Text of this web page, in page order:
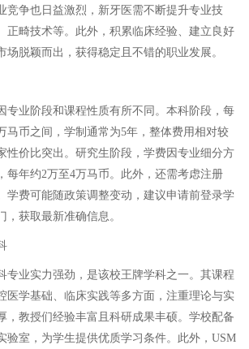
竞争也日益激烈，新牙医需不断提升专业技
正畸技术等。此外，积累临床经验、建立良好
场脱颖而出，获得稳定且不错的职业发展。
专业阶段和课程性质有所不同。本科阶段，每
马币之间，学制通常为5年，整体费用相对较
性价比突出。研究生阶段，学费因专业细分方
每年约2万至4万马币。此外，还需考虑注册
学费可能随政策调整变动，建议申请前登录学
获取最新准确信息。
专业实力强劲，是该校王牌学科之一。其课程
医学基础、临床实践等多方面，注重理论与实
，教授们经验丰富且科研成果丰硕。学校配备
验室，为学生提供优质学习条件。此外，USM